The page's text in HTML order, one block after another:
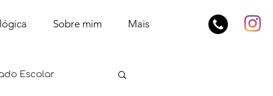
Sobre mim Mais
Escolar